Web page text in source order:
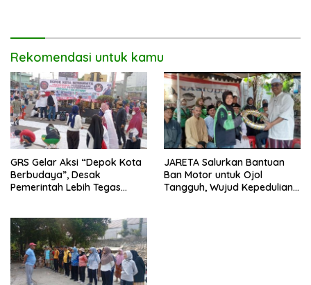
Rekomendasi untuk kamu
GRS Gelar Aksi “Depok Kota
Berbudaya”, Desak
Pemerintah Lebih Tegas
JARETA Salurkan Bantuan
Ban Motor untuk Ojol
Tangguh, Wujud Kepedulian